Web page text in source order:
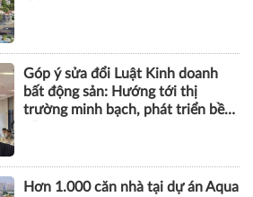
Góp ý sửa đổi Luật Kinh doanh
bất động sản: Hướng tới thị
trường minh bạch, phát triển bền
Hơn 1.000 căn nhà tại dự án Aqua